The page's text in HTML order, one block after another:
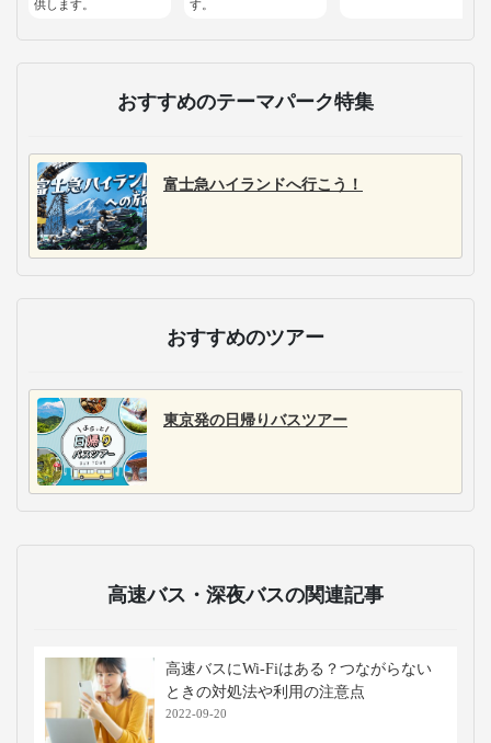
供します。 す。
おすすめのテーマパーク特集
富士急ハイランドへ行こう！
おすすめのツアー
東京発の日帰りバスツアー
高速バス・深夜バスの関連記事
高速バスにWi-Fiはある？つながらない
ときの対処法や利用の注意点
2022-09-20